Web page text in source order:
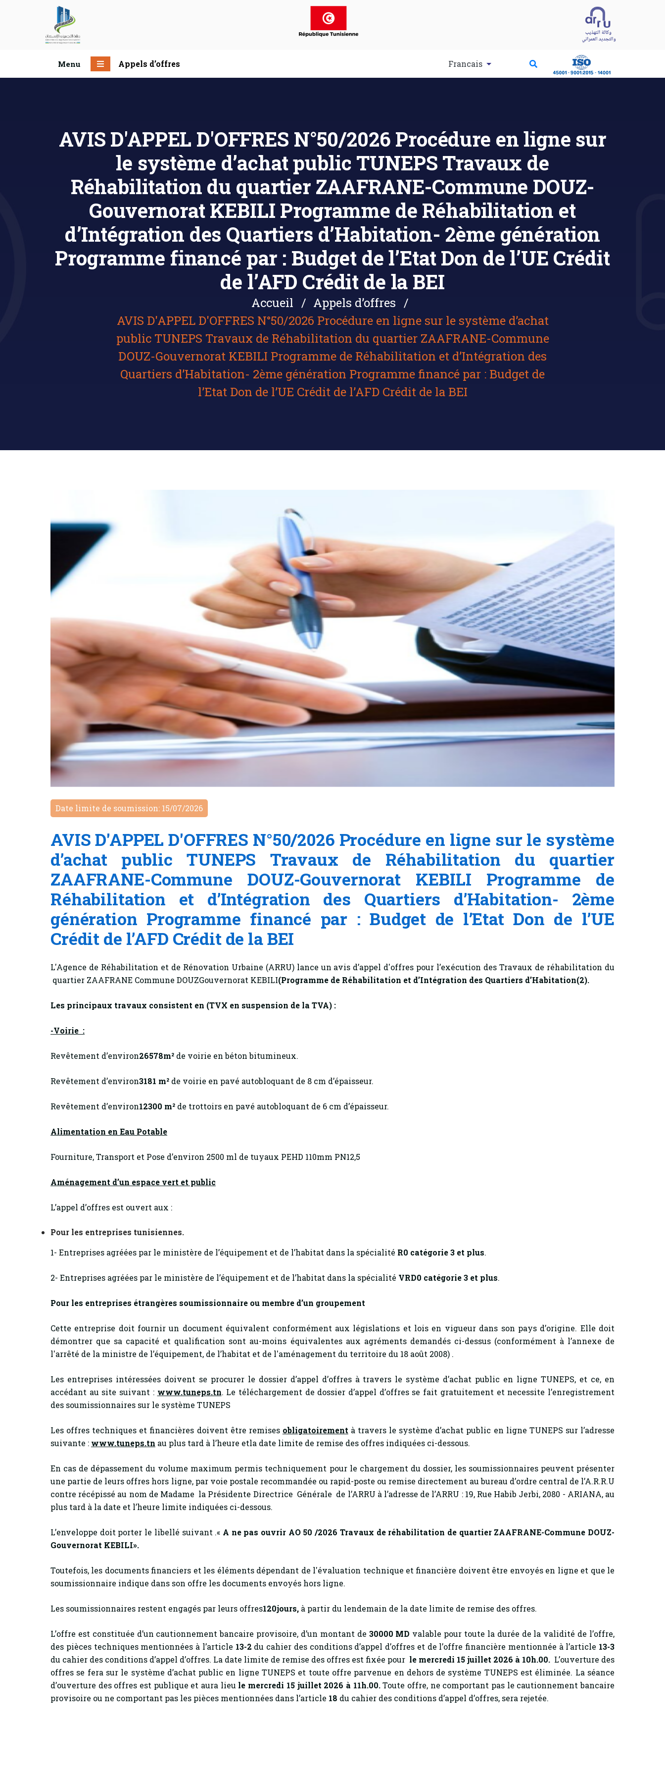
Menu Appels d’offres Francais
AVIS D'APPEL D'OFFRES N°50/2026 Procédure en ligne sur
le système d’achat public TUNEPS Travaux de
Réhabilitation du quartier ZAAFRANE-Commune DOUZ-
Gouvernorat KEBILI Programme de Réhabilitation et
d’Intégration des Quartiers d’Habitation- 2ème génération
Programme financé par : Budget de l’Etat Don de l’UE Crédit
de l’AFD Crédit de la BEI
Accueil
Appels d’offres
AVIS D'APPEL D'OFFRES N°50/2026 Procédure en ligne sur le système d’achat
public TUNEPS Travaux de Réhabilitation du quartier ZAAFRANE-Commune
DOUZ-Gouvernorat KEBILI Programme de Réhabilitation et d’Intégration des
Quartiers d’Habitation- 2ème génération Programme financé par : Budget de
l’Etat Don de l’UE Crédit de l’AFD Crédit de la BEI
Date limite de soumission: 15/07/2026
AVIS D'APPEL D'OFFRES N°50/2026 Procédure en ligne sur le système
d’achat public TUNEPS Travaux de Réhabilitation du quartier
ZAAFRANE-Commune DOUZ-Gouvernorat KEBILI Programme de
Réhabilitation et d’Intégration des Quartiers d’Habitation- 2ème
génération Programme financé par : Budget de l’Etat Don de l’UE
Crédit de l’AFD Crédit de la BEI
L'Agence de Réhabilitation et de Rénovation Urbaine (ARRU) lance un avis d’appel d'offres pour l’exécution des Travaux de réhabilitation du
quartier ZAAFRANE Commune DOUZGouvernorat KEBILI(Programme de Réhabilitation et d’Intégration des Quartiers d’Habitation(2).
Les principaux travaux consistent en (TVX en suspension de la TVA) :
-Voirie :
Revêtement d’environ26578m² de voirie en béton bitumineux.
Revêtement d’environ3181 m² de voirie en pavé autobloquant de 8 cm d’épaisseur.
Revêtement d’environ12300 m² de trottoirs en pavé autobloquant de 6 cm d’épaisseur.
Alimentation en Eau Potable
Fourniture, Transport et Pose d’environ 2500 ml de tuyaux PEHD 110mm PN12,5
Aménagement d’un espace vert et public
L’appel d’offres est ouvert aux :
Pour les entreprises tunisiennes.
1- Entreprises agréées par le ministère de l’équipement et de l’habitat dans la spécialité R0 catégorie 3 et plus.
2- Entreprises agréées par le ministère de l’équipement et de l’habitat dans la spécialité VRD0 catégorie 3 et plus.
Pour les entreprises étrangères soumissionnaire ou membre d’un groupement
Cette entreprise doit fournir un document équivalent conformément aux législations et lois en vigueur dans son pays d’origine. Elle doit
démontrer que sa capacité et qualification sont au-moins équivalentes aux agréments demandés ci-dessus (conformément à l’annexe de
l'arrêté de la ministre de l’équipement, de l’habitat et de l'aménagement du territoire du 18 août 2008) .
Les entreprises intéressées doivent se procurer le dossier d’appel d’offres à travers le système d’achat public en ligne TUNEPS, et ce, en
accédant au site suivant : www.tuneps.tn. Le téléchargement de dossier d’appel d’offres se fait gratuitement et necessite l’enregistrement
des soumissionnaires sur le système TUNEPS
Les offres techniques et financières doivent être remises obligatoirement à travers le système d’achat public en ligne TUNEPS sur l’adresse
suivante : www.tuneps.tn au plus tard à l’heure etla date limite de remise des offres indiquées ci-dessous.
En cas de dépassement du volume maximum permis techniquement pour le chargement du dossier, les soumissionnaires peuvent présenter
une partie de leurs offres hors ligne, par voie postale recommandée ou rapid-poste ou remise directement au bureau d’ordre central de l’A.R.R.U
contre récépissé au nom de Madame la Présidente Directrice Générale de l’ARRU à l’adresse de l’ARRU : 19, Rue Habib Jerbi, 2080 - ARIANA, au
plus tard à la date et l’heure limite indiquées ci-dessous.
L’enveloppe doit porter le libellé suivant .« A ne pas ouvrir AO 50 /2026 Travaux de réhabilitation de quartier ZAAFRANE-Commune DOUZ-
Gouvernorat KEBILI».
Toutefois, les documents financiers et les éléments dépendant de l'évaluation technique et financière doivent être envoyés en ligne et que le
soumissionnaire indique dans son offre les documents envoyés hors ligne.
Les soumissionnaires restent engagés par leurs offres120jours, à partir du lendemain de la date limite de remise des offres.
L’offre est constituée d’un cautionnement bancaire provisoire, d’un montant de 30000 MD valable pour toute la durée de la validité de l’offre,
des pièces techniques mentionnées à l’article 13-2 du cahier des conditions d’appel d’offres et de l’offre financière mentionnée à l’article 13-3
du cahier des conditions d’appel d’offres. La date limite de remise des offres est fixée pour le mercredi 15 juillet 2026 à 10h.00. L’ouverture des
offres se fera sur le système d’achat public en ligne TUNEPS et toute offre parvenue en dehors de système TUNEPS est éliminée. La séance
d’ouverture des offres est publique et aura lieu le mercredi 15 juillet 2026 à 11h.00.Toute offre, ne comportant pas le cautionnement bancaire
provisoire ou ne comportant pas les pièces mentionnées dans l’article 18 du cahier des conditions d’appel d’offres, sera rejetée.